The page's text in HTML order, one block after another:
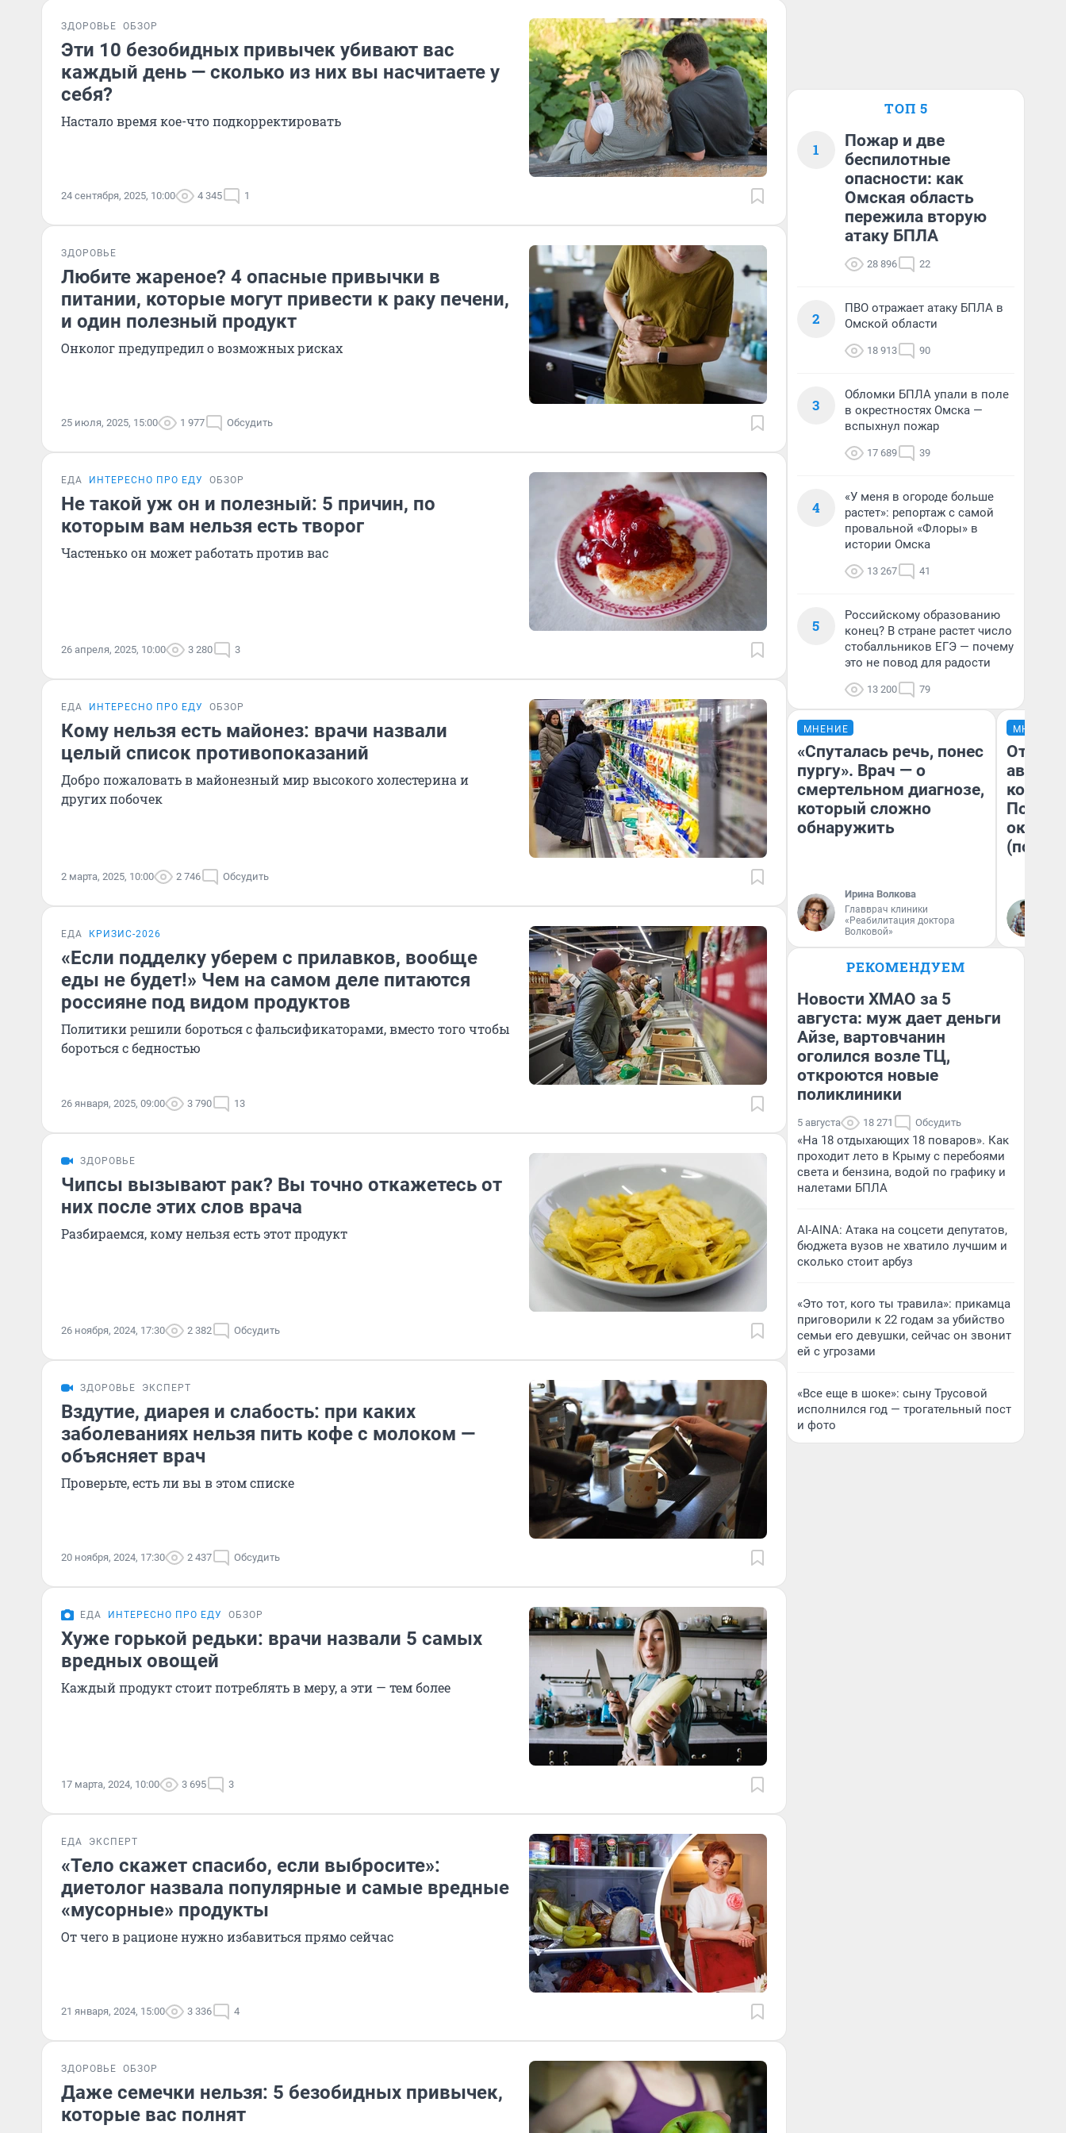
ЗДОРОВЬЕ ОБЗОР
Эти 10 безобидных привычек убивают вас
каждый день — сколько из них вы насчитаете у
себя?
Настало время кое-что подкорректировать
24 сентября, 2025, 10:00 4 345 1
ЗДОРОВЬЕ
Любите жареное? 4 опасные привычки в
питании, которые могут привести к раку печени,
и один полезный продукт
Онколог предупредил о возможных рисках
25 июля, 2025, 15:00 1 977 Обсудить
ЕДА ИНТЕРЕСНО ПРО ЕДУ ОБЗОР
Не такой уж он и полезный: 5 причин, по
которым вам нельзя есть творог
Частенько он может работать против вас
26 апреля, 2025, 10:00 3 280 3
ЕДА ИНТЕРЕСНО ПРО ЕДУ ОБЗОР
Кому нельзя есть майонез: врачи назвали
целый список противопоказаний
Добро пожаловать в майонезный мир высокого холестерина и
других побочек
2 марта, 2025, 10:00 2 746 Обсудить
ЕДА КРИЗИС-2026
«Если подделку уберем с прилавков, вообще
еды не будет!» Чем на самом деле питаются
россияне под видом продуктов
Политики решили бороться с фальсификаторами, вместо того чтобы
бороться с бедностью
26 января, 2025, 09:00 3 790 13
ЗДОРОВЬЕ
Чипсы вызывают рак? Вы точно откажетесь от
них после этих слов врача
Разбираемся, кому нельзя есть этот продукт
26 ноября, 2024, 17:30 2 382 Обсудить
ЗДОРОВЬЕ ЭКСПЕРТ
Вздутие, диарея и слабость: при каких
заболеваниях нельзя пить кофе с молоком —
объясняет врач
Проверьте, есть ли вы в этом списке
20 ноября, 2024, 17:30 2 437 Обсудить
ЕДА ИНТЕРЕСНО ПРО ЕДУ ОБЗОР
Хуже горькой редьки: врачи назвали 5 самых
вредных овощей
Каждый продукт стоит потреблять в меру, а эти — тем более
17 марта, 2024, 10:00 3 695 3
ЕДА ЭКСПЕРТ
«Тело скажет спасибо, если выбросите»:
диетолог назвала популярные и самые вредные
«мусорные» продукты
От чего в рационе нужно избавиться прямо сейчас
21 января, 2024, 15:00 3 336 4
ЗДОРОВЬЕ ОБЗОР
Даже семечки нельзя: 5 безобидных привычек,
которые вас полнят
ТОП 5
1
Пожар и две
беспилотные
опасности: как
Омская область
пережила вторую
атаку БПЛА
28 896 22
2
ПВО отражает атаку БПЛА в
Омской области
18 913 90
3
Обломки БПЛА упали в поле
в окрестностях Омска —
вспыхнул пожар
17 689 39
4
«У меня в огороде больше
растет»: репортаж с самой
провальной «Флоры» в
истории Омска
13 267 41
5
Российскому образованию
конец? В стране растет число
стобалльников ЕГЭ — почему
это не повод для радости
13 200 79
МНЕНИЕ
«Спуталась речь, понес
пургу». Врач — о
смертельном диагнозе,
который сложно
обнаружить
Ирина Волкова
Главврач клиники
«Реабилитация доктора
Волковой»
МНЕНИЕ
От
(почти
РЕКОМЕНДУЕМ
Новости ХМАО за 5
августа: муж дает деньги
Айзе, вартовчанин
оголился возле ТЦ,
откроются новые
поликлиники
5 августа 18 271 Обсудить
«На 18 отдыхающих 18 поваров». Как
проходит лето в Крыму с перебоями
света и бензина, водой по графику и
налетами БПЛА
AI-AINA: Атака на соцсети депутатов,
бюджета вузов не хватило лучшим и
сколько стоит арбуз
«Это тот, кого ты травила»: прикамца
приговорили к 22 годам за убийство
семьи его девушки, сейчас он звонит
ей с угрозами
«Все еще в шоке»: сыну Трусовой
исполнился год — трогательный пост
и фото